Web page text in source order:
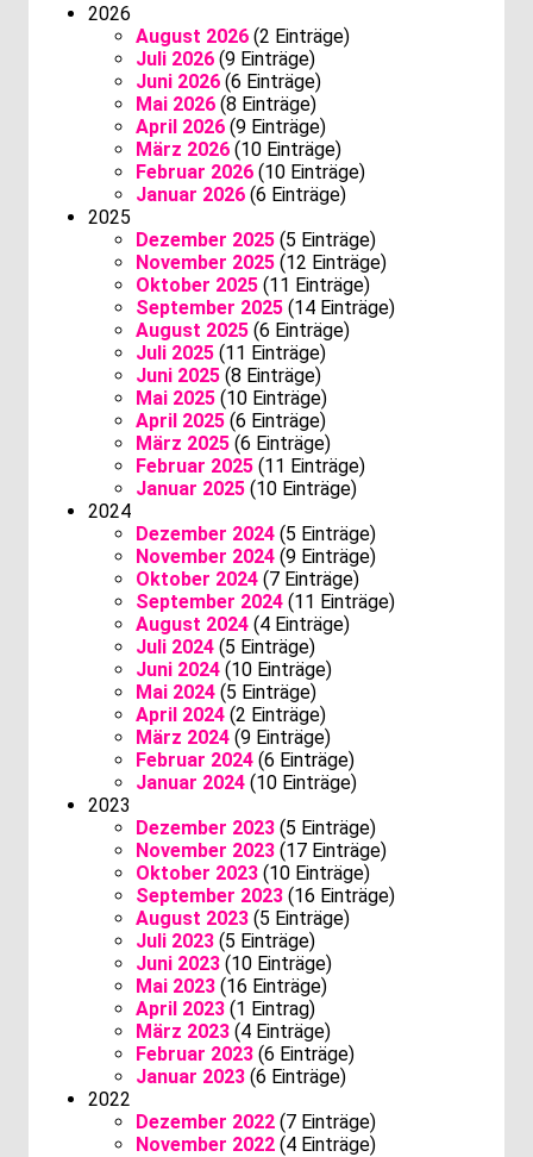
2026
August 2026 (2 Einträge)
Juli 2026 (9 Einträge)
Juni 2026 (6 Einträge)
Mai 2026 (8 Einträge)
April 2026 (9 Einträge)
März 2026 (10 Einträge)
Februar 2026 (10 Einträge)
Januar 2026 (6 Einträge)
2025
Dezember 2025 (5 Einträge)
November 2025 (12 Einträge)
Oktober 2025 (11 Einträge)
September 2025 (14 Einträge)
August 2025 (6 Einträge)
Juli 2025 (11 Einträge)
Juni 2025 (8 Einträge)
Mai 2025 (10 Einträge)
April 2025 (6 Einträge)
März 2025 (6 Einträge)
Februar 2025 (11 Einträge)
Januar 2025 (10 Einträge)
2024
Dezember 2024 (5 Einträge)
November 2024 (9 Einträge)
Oktober 2024 (7 Einträge)
September 2024 (11 Einträge)
August 2024 (4 Einträge)
Juli 2024 (5 Einträge)
Juni 2024 (10 Einträge)
Mai 2024 (5 Einträge)
April 2024 (2 Einträge)
März 2024 (9 Einträge)
Februar 2024 (6 Einträge)
Januar 2024 (10 Einträge)
2023
Dezember 2023 (5 Einträge)
November 2023 (17 Einträge)
Oktober 2023 (10 Einträge)
September 2023 (16 Einträge)
August 2023 (5 Einträge)
Juli 2023 (5 Einträge)
Juni 2023 (10 Einträge)
Mai 2023 (16 Einträge)
April 2023 (1 Eintrag)
März 2023 (4 Einträge)
Februar 2023 (6 Einträge)
Januar 2023 (6 Einträge)
2022
Dezember 2022 (7 Einträge)
November 2022 (4 Einträge)